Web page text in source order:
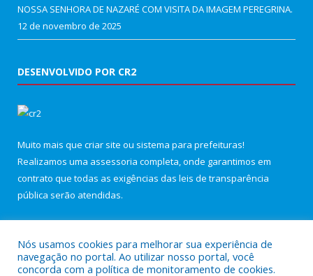
NOSSA SENHORA DE NAZARÉ COM VISITA DA IMAGEM PEREGRINA.
12 de novembro de 2025
DESENVOLVIDO POR CR2
Muito mais que criar site ou sistema para prefeituras!
Realizamos uma assessoria completa, onde garantimos em
contrato que todas as exigências das leis de transparência
pública serão atendidas.
Nós usamos cookies para melhorar sua experiência de
navegação no portal. Ao utilizar nosso portal, você
concorda com a política de monitoramento de cookies.